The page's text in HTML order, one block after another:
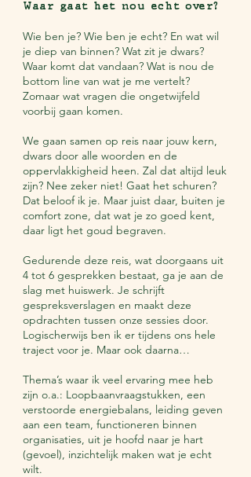
Waar gaat het nou echt over?
Wie ben je? Wie ben je echt? En wat wil
je diep van binnen? Wat zit je dwars?
Waar komt dat vandaan? Wat is nou de
bottom line van wat je me vertelt?
Zomaar wat vragen die ongetwijfeld
voorbij gaan komen.
We gaan samen op reis naar jouw kern,
dwars door alle woorden en de
oppervlakkigheid heen. Zal dat altijd leuk
zijn? Nee zeker niet! Gaat het schuren?
Dat beloof ik je. Maar juist daar, buiten je
comfort zone, dat wat je zo goed kent,
daar ligt het goud begraven.
Gedurende deze reis, wat doorgaans uit
4 tot 6 gesprekken bestaat, ga je aan de
slag met huiswerk. Je schrijft
gespreksverslagen en maakt deze
opdrachten tussen onze sessies door.
Logischerwijs ben ik er tijdens ons hele
traject voor je. Maar ook daarna…
Thema’s waar ik veel ervaring mee heb
zijn o.a.: Loopbaanvraagstukken, een
verstoorde energiebalans, leiding geven
aan een team, functioneren binnen
organisaties, uit je hoofd naar je hart
(gevoel), inzichtelijk maken wat je echt
wilt.